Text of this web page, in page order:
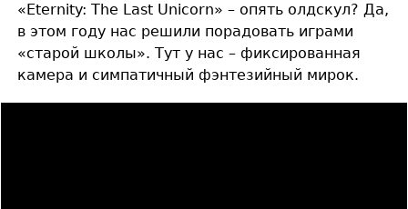
«Eternity: The Last Unicorn» – опять олдскул? Да,
в этом году нас решили порадовать играми
«старой школы». Тут у нас – фиксированная
камера и симпатичный фэнтезийный мирок.